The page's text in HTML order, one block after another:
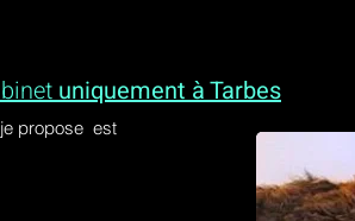
uniquement à Tarbes
propose est